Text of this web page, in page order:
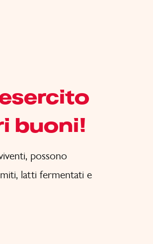
buoni!
possono
latti fermentati e